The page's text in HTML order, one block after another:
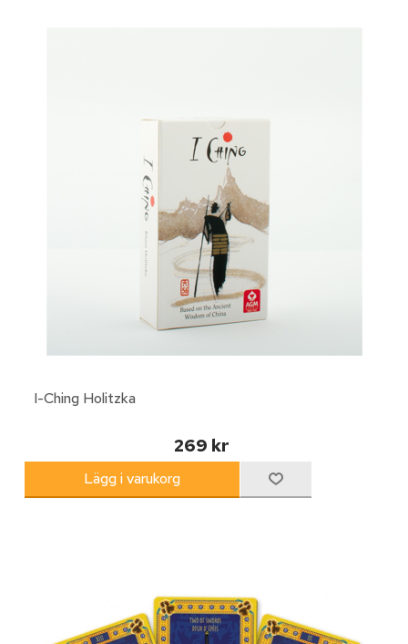
I-Ching Holitzka
269 kr